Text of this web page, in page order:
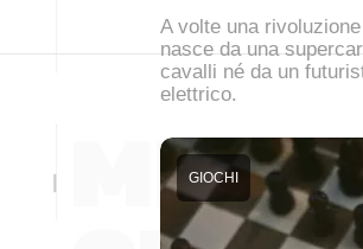
A volte una
nasce da una
cavalli né da un
elettrico.
GIOCHI